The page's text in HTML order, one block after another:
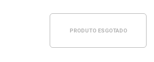
PRODUTO ESGOTADO